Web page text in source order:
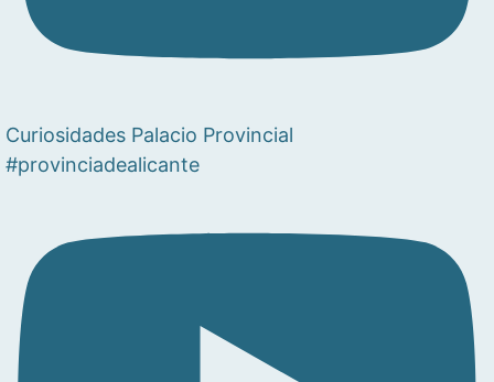
Curiosidades Palacio Provincial
#provinciadealicante